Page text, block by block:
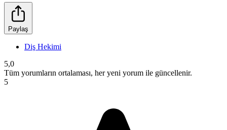
Paylaş
Diş Hekimi
5,0
Tüm yorumların ortalaması, her yeni yorum ile güncellenir.
5